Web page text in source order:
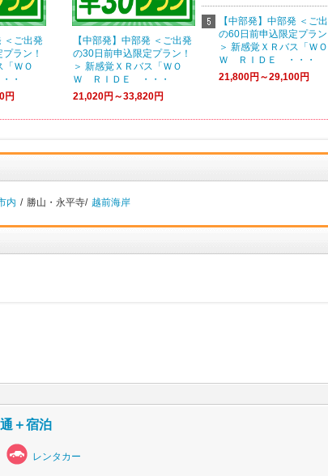
＜ご出発
ラン！
「ＷＯ
・
円
【中部発】中部発 ＜ご出発
の30日前申込限定プラン！
＞ 新感覚ＸＲバス「ＷＯ
Ｗ ＲＩＤＥ ・・・
21,020円～33,820円
【中部発】中部発 ＜ご
の60日前申込限定プラ
＞ 新感覚ＸＲバス「ＷＯ
Ｗ ＲＩＤＥ ・・・
21,800円～29,100円
内 / 勝山・永平寺/ 越前海岸
＋宿泊
レンタカー